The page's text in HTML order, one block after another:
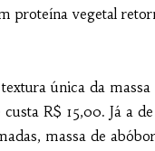
proteína vegetal
única da
R$ 15,00. Já a
massa de